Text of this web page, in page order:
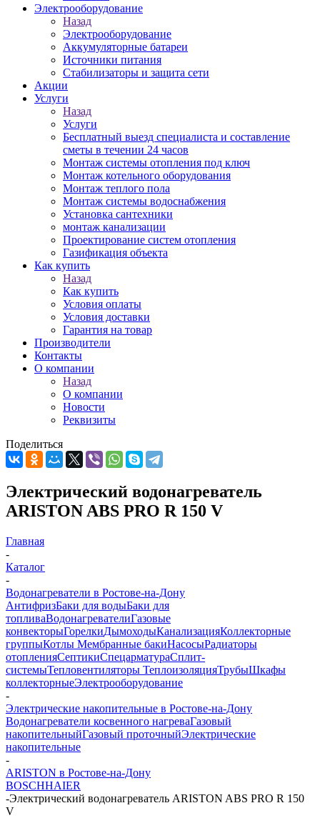
Электрооборудование
Назад
Электрооборудование
Аккумуляторные батареи
Источники питания
Стабилизаторы и защита сети
Акции
Услуги
Назад
Услуги
Бесплатный выезд специалиста и составление
сметы в течении 24 часов
Монтаж системы отопления под ключ
Монтаж котельного оборудования
Монтаж теплого пола
Монтаж системы водоснабжения
Установка сантехники
монтаж канализации
Проектирование систем отопления
Газификация объекта
Как купить
Назад
Как купить
Условия оплаты
Условия доставки
Гарантия на товар
Производители
Контакты
О компании
Назад
О компании
Новости
Реквизиты
Поделиться
Электрический водонагреватель
ARISTON ABS PRO R 150 V
Главная
-
Каталог
-
Водонагреватели в Ростове-на-Дону
АнтифризБаки для водыБаки для
топливаВодонагревателиГазовые
конвекторыГорелкиДымоходыКанализацияКоллекторные
группыКотлы Мембранные бакиНасосыРадиаторы
отопленияСептикиСпецарматураСплит-
системыТепловентиляторы ТеплоизоляцияТрубыШкафы
коллекторныеЭлектрооборудование
-
Электрические накопительные в Ростове-на-Дону
Водонагреватели косвенного нагреваГазовый
накопительныйГазовый проточныйЭлектрические
накопительные
-
ARISTON в Ростове-на-Дону
BOSCHHAIER
-Электрический водонагреватель ARISTON ABS PRO R 150
V